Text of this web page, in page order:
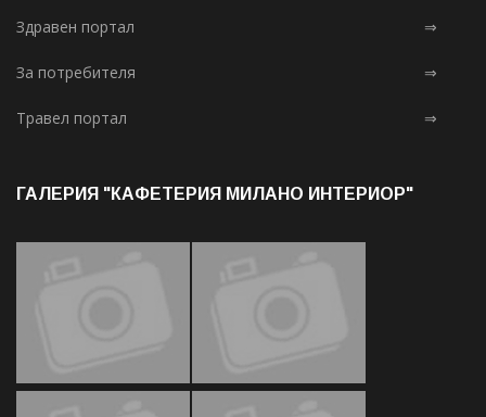
Здравен портал ⇒
За потребителя ⇒
Травел портал ⇒
ГАЛЕРИЯ "КАФЕТЕРИЯ МИЛАНО ИНТЕРИОР"